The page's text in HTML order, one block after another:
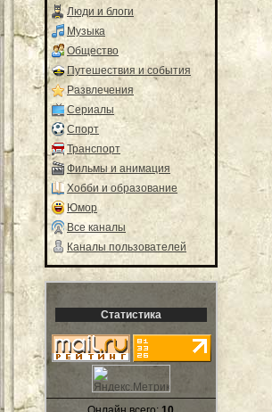
Люди и блоги
Музыка
Общество
Путешествия и события
Развлечения
Сериалы
Спорт
Транспорт
Фильмы и анимация
Хобби и образование
Юмор
Все каналы
Каналы пользователей
Статистика